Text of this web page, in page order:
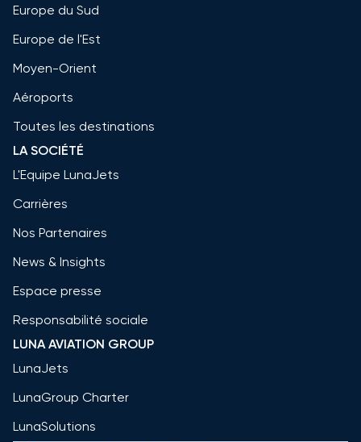
Europe du Sud
Europe de l'Est
Moyen-Orient
Aéroports
Toutes les destinations
LA SOCIÉTÉ
L'Equipe LunaJets
Carrières
Nos Partenaires
News & Insights
Espace presse
Responsabilité sociale
LUNA AVIATION GROUP
LunaJets
LunaGroup Charter
LunaSolutions